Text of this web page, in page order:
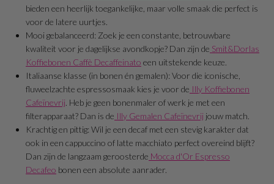
bieden een heerlijk toegankelijke, maar volle smaak die perfect is
voor de latere uurtjes.
Mooi gebalanceerd: Zoek je een constante, betrouwbare
kwaliteit voor je dagelijkse avondkopje? Dan zijn de Smit&Dorlas
Koffiebonen Caffè Decaffeinato een uitstekende keuze.
Italiaanse klasse (in bonen én gemalen): Voor die iconische,
fluweelzachte espressosmaak kies je voor de Illy Koffiebonen
Cafeïnevrij . Heb je geen bonenmaler of werk je met een
filterapparaat? Dan is de Illy Gemalen Cafeïnevrij jouw match.
Krachtig en pittig: Wil je een decaf met een stevig karakter dat
ook in een cappuccino of latte macchiato perfect overeind blijft?
Dan zijn de langzaam geroosterde Mocca d'Or Espresso
Decafeo bonen een absolute aanrader.